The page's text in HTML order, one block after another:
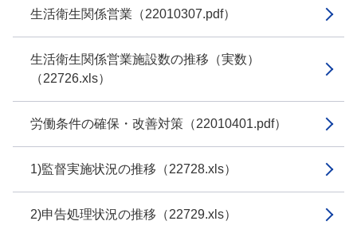
生活衛生関係営業（22010307.pdf）
生活衛生関係営業施設数の推移（実数）
（22726.xls）
労働条件の確保・改善対策（22010401.pdf）
1)監督実施状況の推移（22728.xls）
2)申告処理状況の推移（22729.xls）